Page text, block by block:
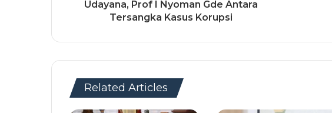
Udayana, Prof I Nyoman Gde Antara
Tersangka Kasus Korupsi
Related Articles